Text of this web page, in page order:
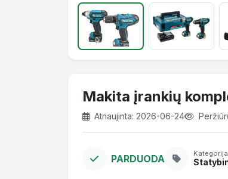
Makita įrankių
Atnaujinta: 2026-06-24
PARDUODA Kategorija